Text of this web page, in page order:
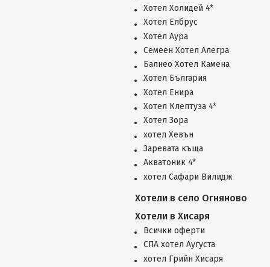
Хотел Холидей 4*
Хотел Елбрус
Хотел Аура
Семеен Хотел Алегра
Балнео Хотел Камена
Хотел България
Хотел Енира
Хотел Клептуза 4*
Хотел Зора
хотел Хевън
Заревата къща
Акватоник 4*
хотел Сафари Вилидж
Хотели в село Огняново
Всички оферти
СПА хотел Аугуста
хотел Грийн Хисаря
Хотели в Хисаря